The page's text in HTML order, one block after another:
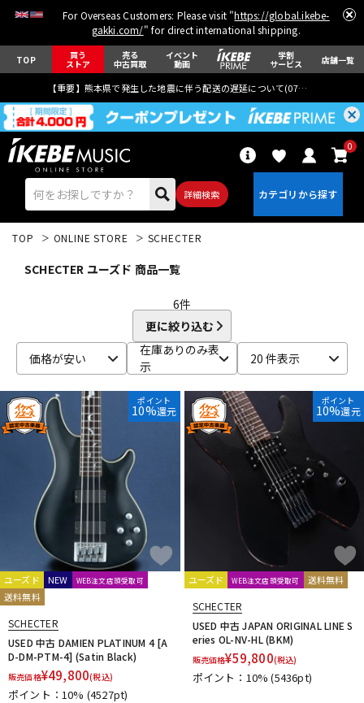
For Overseas Customers: Please visit "https://global.ikebe-
gakki.com/" for direct international shipping.
TOP 買う
ストア
売る
中古買取
イベント
動画
学割
サービス 店舗一覧
【重要】熊本県で発生した地震に伴う配送の遅延について(07月29日
詳細検索
0
ベース ウクレレ
ドラム パーカッション
キーボード 電子ピアノ
管楽器 その他楽器
エフェクター
DJ機器 DTM
TOP ONLINE STORE SCHECTER
SCHECTER ユーズド 商品一覧
6件
更に絞り込む
価格が安い
在庫ありのみ表
示
20 件表示
ポイント
10%還元
ユーズド NEW WEB注文店頭受取可
送料無料
SCHECTER
USED 中古 DAMIEN PLATINUM 4 [A
D-DM-PTM-4] (Satin Black)
販売価格¥49,800(税込)
ポイント：10% (4527pt)
ポイント
10%還元
ユーズド WEB注文店頭受取可 送料無料
SCHECTER
USED 中古 JAPAN ORIGINAL LINE S
eries OL-NV-HL (BKM)
販売価格¥59,800(税込)
ポイント：10%(5436pt)